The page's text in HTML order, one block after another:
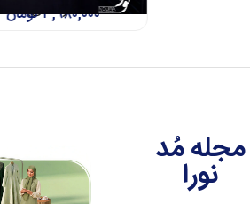
سرمه ای)
۳,۹۸۰,۰۰۰تومان
مجله مُد
نورا